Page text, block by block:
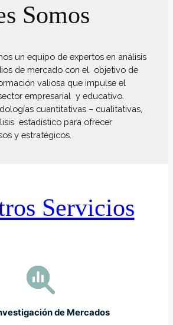
Somos
un equipo de expertos en análisis
de mercado con el objetivo de
valiosa que impulse el
empresarial y educativo.
cuantitativas – cualitativas,
estadístico para ofrecer
y estratégicos.
Servicios
de Mercados